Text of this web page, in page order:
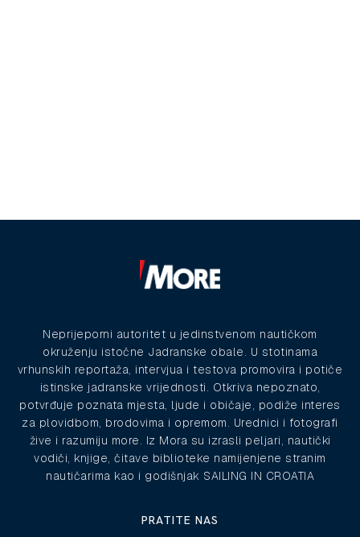
Neprijeporni autoritet u jedinstvenom nautičkom
okruženju istočne Jadranske obale. U stotinama
vrhunskih reportaža, intervjua i testova promovira i potiče
istinske jadranske vrijednosti. Otkriva nepoznato,
potvrđuje poznata mjesta, ljude i običaje, podiže interes
za plovidbom, brodovima i opremom. Urednici i fotografi
žive i razumiju more. Iz Mora su izrasli peljari, nautički
vodiči, knjige, čitave biblioteke namijenjene stranim
nautičarima kao i godišnjak SAILING IN CROATIA
PRATITE NAS